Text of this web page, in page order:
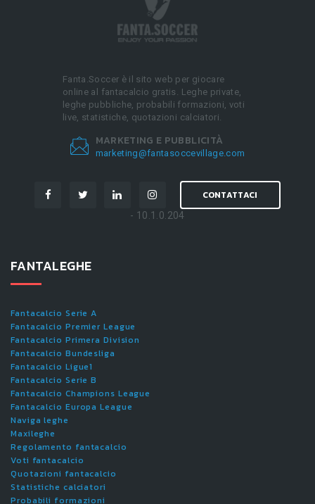
Fanta.Soccer è il sito web per giocare
online al fantacalcio gratis. Leghe private,
leghe pubbliche, probabili formazioni, voti
live, statistiche, quotazioni calciatori.
MARKETING E PUBBLICITÀ
marketing@fantasoccevillage.com
CONTATTACI
- 10.1.0.204
FANTALEGHE
Fantacalcio Serie A
Fantacalcio Premier League
Fantacalcio Primera Division
Fantacalcio Bundesliga
Fantacalcio Ligue1
Fantacalcio Serie B
Fantacalcio Champions League
Fantacalcio Europa League
Naviga leghe
Maxileghe
Regolamento fantacalcio
Voti fantacalcio
Quotazioni fantacalcio
Statistiche calciatori
Probabili formazioni